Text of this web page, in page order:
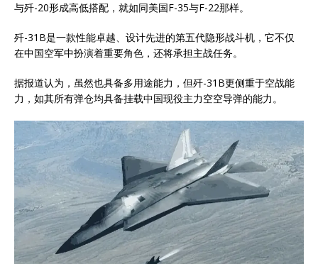
与歼-20形成高低搭配，就如同美国F-35与F-22那样。
歼-31B是一款性能卓越、设计先进的第五代隐形战斗机，它不仅
在中国空军中扮演着重要角色，还将承担主战任务。
据报道认为，虽然也具备多用途能力，但歼-31B更侧重于空战能
力，如其所有弹仓均具备挂载中国现役主力空空导弹的能力。